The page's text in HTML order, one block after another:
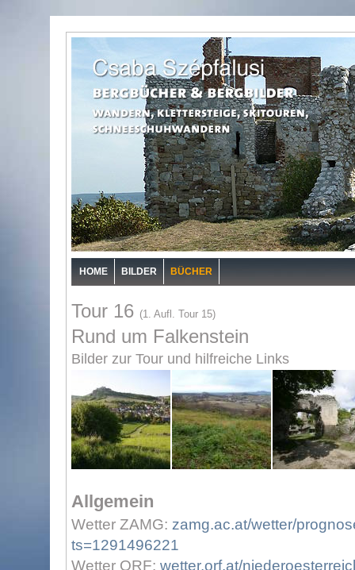
HOME BILDER BÜCHER
Tour 16 (1. Aufl. Tour 15)
Rund um Falkenstein
Bilder zur Tour und hilfreiche Links
Allgemein
Wetter ZAMG: zamg.ac.at/wetter/
ts=1291496221
Wetter ORF: wetter.orf.at/